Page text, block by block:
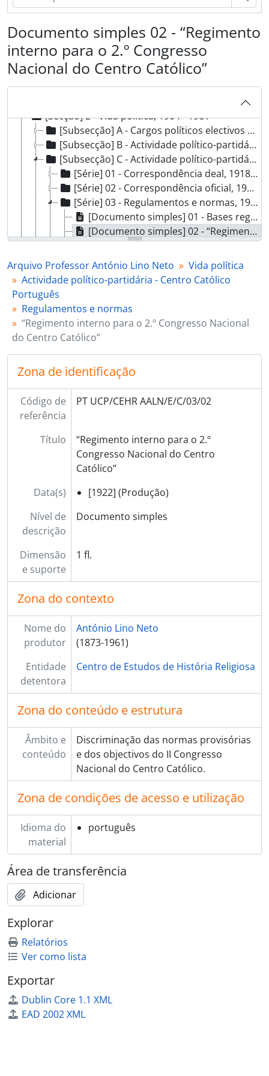
Documento simples 02 - “Regimento
interno para o 2.º Congresso
Nacional do Centro Católico”
[Fundo] AALN - Arquivo Professor António Lino Neto, 1873 - 1961
[Secção] A - Vida pessoal e familiar, 1873 - 1961
[Secção] B - Formação, 1894 - 1944
[Secção] C - Vida profissional, 1873 - 1961
[Secção] D - Vida social e religiosa, 1875 - 1961
[Secção] E - Vida política, 1904 - 1961
[Subsecção] A - Cargos políticos electivos e de nomeação, 1904 - 1951
[Subsecção] B - Actividade político-partidária - Partido Progressista, [1908?]
[Subsecção] C - Actividade político-partidária - Centro Católico Português, 1918 - 1961
[Série] 01 - Correspondência deal, 1918 - 1961
[Série] 02 - Correspondência oficial, 1920 - 1938
[Série] 03 - Regulamentos e normas, 1917 - 1928
[Documento simples] 01 - Bases regulamentares do Centro Católico Português, [1917-01-22]
[Documento simples] 02 - “Regimento interno para o 2.º Congresso Nacional do Centro Católico”, [1922]
[Documento simples] 03 - “Centro Católico português. Princípios e organização. Tese apresentada ao 2.º Congresso do Centro Católico português”, 1922 - ?
[Documento simples] 04 - “Centro católico português. Sua organização, funcionamento, características e documentos respectivos”, 1928 - ?
[Série] 04 - Actas, relatórios, panfletos e notas informativas, [1930 - 1938?]
[Série] 05 - Declarações, 1921 - 1922
[Série] 06 - Escritos, artigos, entrevistas e discursos de António Lino Neto, [1920 - 1934?]
[Série] 07 - Fotografias, [1919 - 1932?]
[Série] 08 - Imprensa, 1918 - 1958
[Subsecção] E - Leituras e escritos sobre assuntos de âmbito político-social, 1909 - 1961
[Secção] F - Sociabilidade intelectual e interesses literários, 1899 - 1957
[Secção] G - Referências, homenagens e condecorações, 1908 - 1962
[Coleção] H - Listas de conjuntos epistolares, [s.d.]
[Subfundo] FL - Acervo documental Prof. José Frederico Laranjo (1846-1910), [1866 - 1909]
Arquivo Professor António Lino Neto
Vida política
Actividade político-partidária - Centro Católico
Português
Regulamentos e normas
“Regimento interno para o 2.º Congresso Nacional
do Centro Católico”
Zona de identificação
Código de
referência
PT UCP/CEHR AALN/E/C/03/02
Título
“Regimento interno para o 2.º
Congresso Nacional do Centro
Católico”
Data(s)
[1922] (Produção)
Nível de
descrição
Documento simples
Dimensão
e suporte
1 fl.
Zona do contexto
Nome do
produtor
António Lino Neto
(1873-1961)
Entidade
detentora
Centro de Estudos de História Religiosa
Zona do conteúdo e estrutura
Âmbito e
conteúdo
Discriminação das normas provisórias
e dos objectivos do II Congresso
Nacional do Centro Católico.
Zona de condições de acesso e utilização
Idioma do
material
português
Área de transferência
Adicionar
Explorar
Relatórios
Ver como lista
Exportar
Dublin Core 1.1 XML
EAD 2002 XML